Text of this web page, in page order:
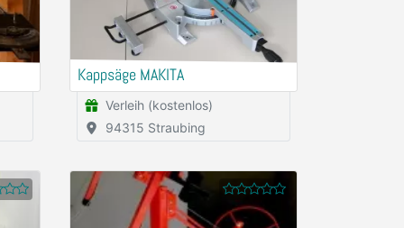
Kappsäge MAKITA
Verleih (kostenlos)
94315 Straubing